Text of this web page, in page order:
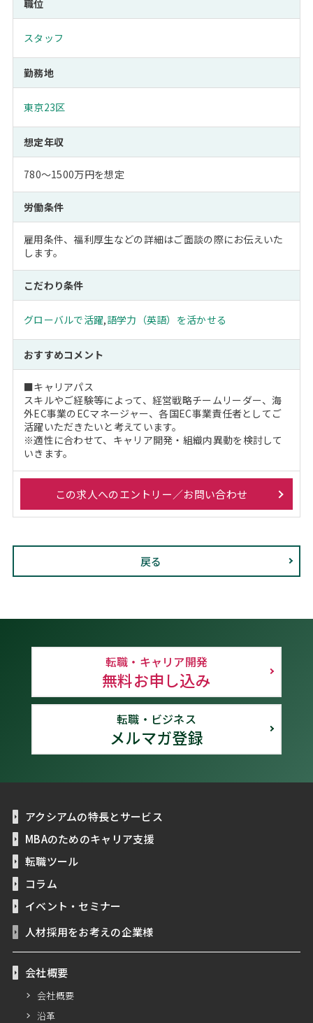
職位
スタッフ
勤務地
東京23区
想定年収
780～1500万円を想定
労働条件
雇用条件、福利厚生などの詳細はご面談の際にお伝えいた
します。
こだわり条件
グローバルで活躍,語学力（英語）を活かせる
おすすめコメント
■キャリアパス
スキルやご経験等によって、経営戦略チームリーダー、海
外EC事業のECマネージャー、各国EC事業責任者としてご
活躍いただきたいと考えています。
※適性に合わせて、キャリア開発・組織内異動を検討して
いきます。
この求人へのエントリー／お問い合わせ
戻る
転職・キャリア開発
無料お申し込み
転職・ビジネス
メルマガ登録
アクシアムの特長とサービス
MBAのためのキャリア支援
転職ツール
コラム
イベント・セミナー
人材採用をお考えの企業様
会社概要
会社概要
沿革